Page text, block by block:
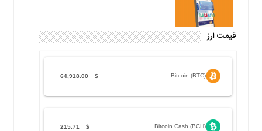
قیمت ارز
Bitcoin (BTC)
$
64,918.00
Bitcoin Cash (BCH)
$
215.71